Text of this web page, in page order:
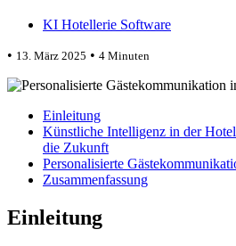
KI Hotellerie Software
• 13. März 2025 • 4 Minuten
Einleitung
Künstliche Intelligenz in der
die Zukunft
Personalisierte
Zusammenfassung
Einleitung